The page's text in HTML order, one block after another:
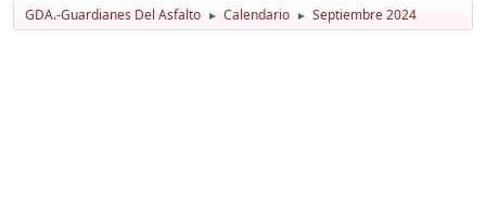
GDA.-Guardianes Del Asfalto ► Calendario ► Septiembre 2024